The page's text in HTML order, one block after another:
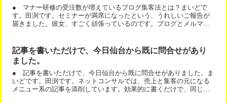
● マナー研修の受注数が増えているブログ集客法とは？まいどで
す。田渕です。セミナーが満席になったという、うれしいご報告が
届きました。彼女、すごく頑張っているのです。ブログとメルマガ
記事を書いただけで、今日仙台から既に問合せがあり
ました。
● 記事を書いただけで、今日仙台から既に問合せがありました。ま
いどです。田渕です。ネットコンサルでは、売上と集客の元になる
メニュー系の記事を添削しています。効果的に書くだけで、同じア